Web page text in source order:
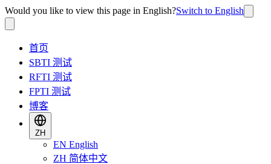
Would you like to view this page in English?Switch to English
首页
SBTI 测试
RFTI 测试
FPTI 测试
博客
ZH
EN English
ZH 简体中文